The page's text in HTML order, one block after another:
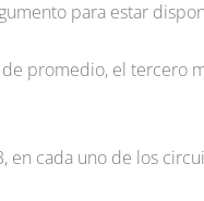
para estar
promedio, el tercero
en cada uno de los